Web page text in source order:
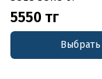
5550 тг
Выбрать